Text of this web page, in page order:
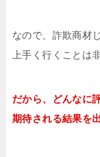
なので、詐欺商材
上手く行くことは
だから、どんなに
期待される結果を